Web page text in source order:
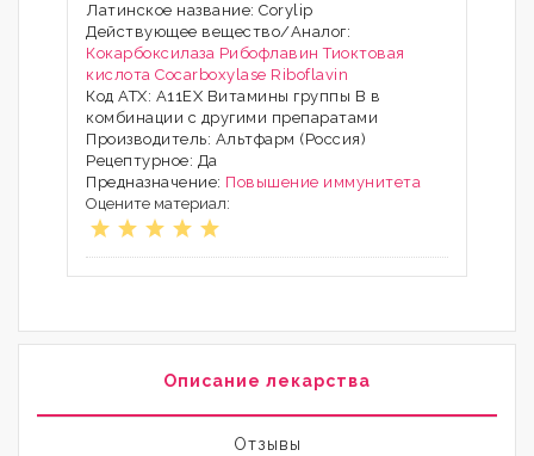
Латинское название: Corylip
Действующее вещество/Аналог:
Кокарбоксилаза Рибофлавин Тиоктовая
кислота Cocarboxylase Riboflavin
Код АТХ: A11EX Витамины группы B в
комбинации с другими препаратами
Производитель: Альтфарм (Россия)
Рецептурное: Да
Предназначение: Повышение иммунитета
Оцените материал:
Описание лекарства
Отзывы